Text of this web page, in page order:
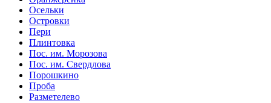
Осельки
Островки
Пери
Плинтовка
Пос. им. Морозова
Пос. им. Свердлова
Порошкино
Проба
Разметелево